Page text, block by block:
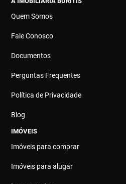
Quem Somos
Fale Conosco
Documentos
Perguntas Frequentes
Política de Privacidade
Blog
IMÓVEIS
Imóveis para comprar
Imóveis para alugar